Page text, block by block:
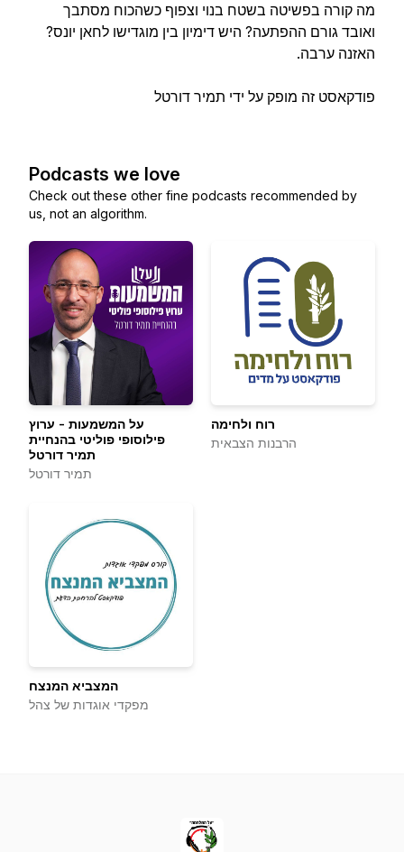
מה קורה בפשיטה בשטח בנוי וצפוף כשהכוח מסתבך
ואובד גורם ההפתעה? היש דימיון בין מוגדישו לחאן יונס?
האזנה ערבה.
פודקאסט זה מופק על ידי תמיר דורטל
Podcasts we love
Check out these other fine podcasts recommended by
us, not an algorithm.
על המשמעות - ערוץ
פילוסופי פוליטי בהנחיית
תמיר דורטל
תמיר דורטל
רוח ולחימה
הרבנות הצבאית
המצביא המנצח
מפקדי אוגדות של צהל